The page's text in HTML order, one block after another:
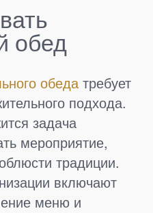
обед
обеда требует
подхода.
задача
мероприятие,
традиции.
включают
меню и